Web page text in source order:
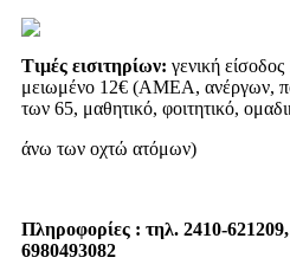
Τιμές εισιτηρίων: γενική
μειωμένο 12€ (ΑΜΕΑ, ανέργων,
των 65, μαθητικό, φοιτητικό,
άνω των οχτώ ατόμων)
Πληροφορίες : τηλ. 2410-
6980493082